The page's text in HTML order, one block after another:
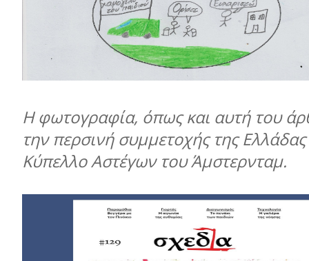
Η φωτογραφία, όπως και αυτή του
την περσινή συμμετοχής της
Κύπελλο Αστέγων του Άμστερνταμ.